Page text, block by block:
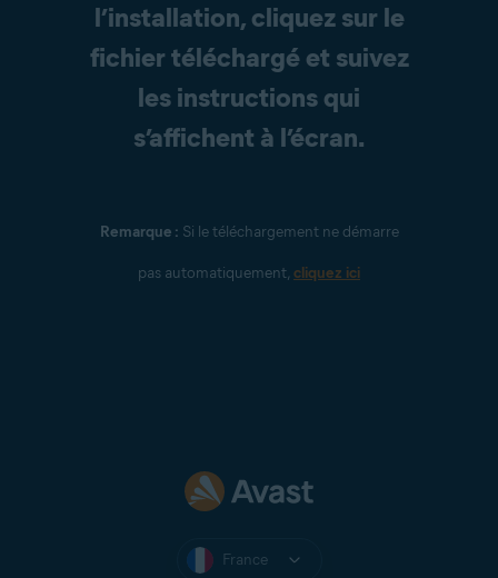
l’installation, cliquez sur le
fichier téléchargé et suivez
les instructions qui
s’affichent à l’écran.
Remarque : Si le téléchargement ne démarre
pas automatiquement, cliquez ici
France